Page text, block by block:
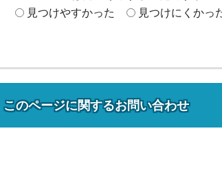
見つけやすかった
見つけにくかっ
このページに関するお問い合わせ